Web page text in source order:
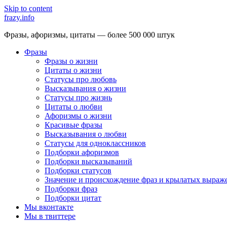
Skip to content
frazy.info
Фразы, афоризмы, цитаты — более 500 000 штук
Фразы
Фразы о жизни
Цитаты о жизни
Статусы про любовь
Высказывания о жизни
Статусы про жизнь
Цитаты о любви
Афоризмы о жизни
Красивые фразы
Высказывания о любви
Статусы для одноклассников
Подборки афоризмов
Подборки высказываний
Подборки статусов
Значение и происхождение фраз и крылатых
Подборки фраз
Подборки цитат
Мы вконтакте
Мы в твиттере